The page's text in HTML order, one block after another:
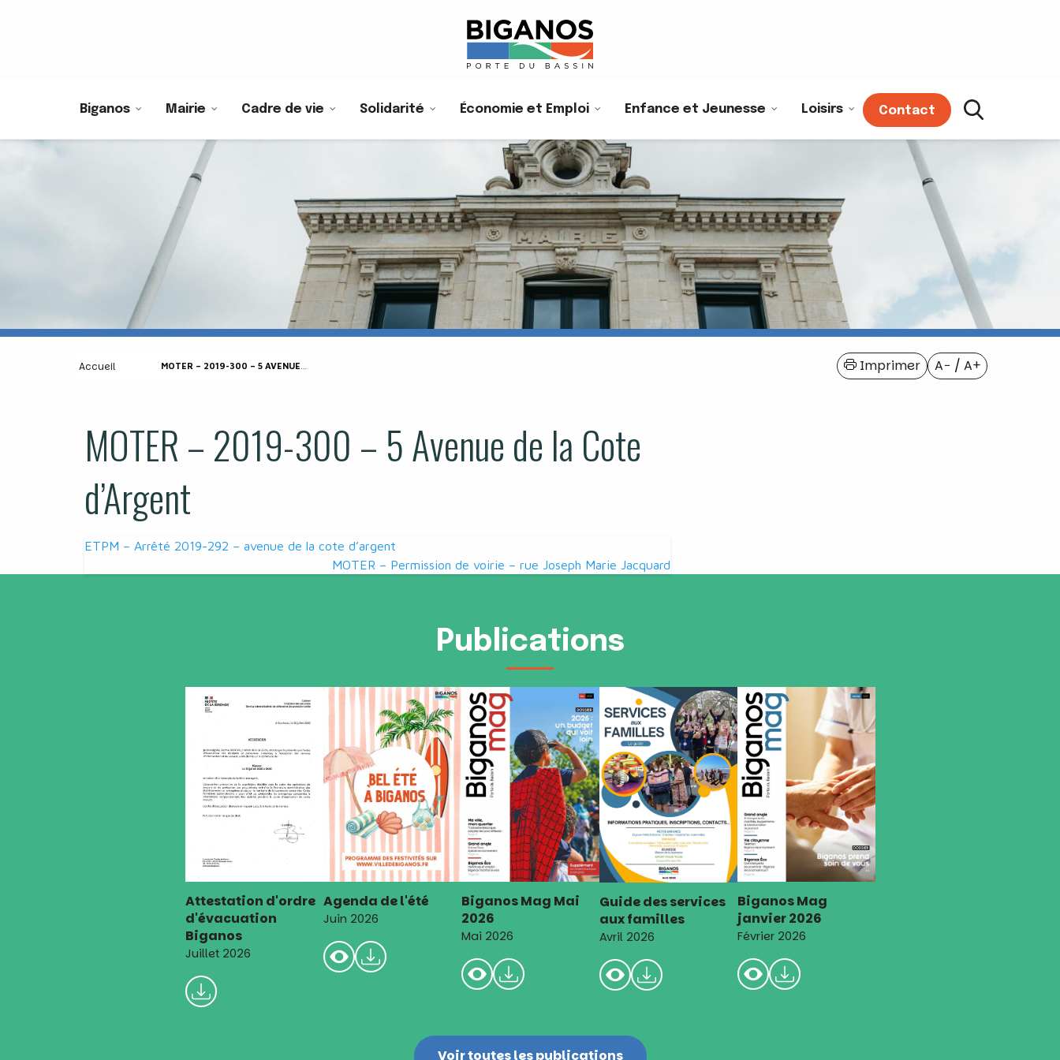
Biganos Mairie Cadre de vie Solidarité Économie et Emploi Enfance et Jeunesse Loisirs Contact
Accueil MOTER – 2019-300 – 5 AVENUE DE LA COTE D’ARGENT A− / A+
Imprimer
MOTER – 2019-300 – 5 Avenue de la Cote
d’Argent
Navigation
ETPM – Arrêté 2019-292 – avenue de la cote d’argent
MOTER – Permission de voirie – rue Joseph Marie Jacquard
Publications
Attestation d'ordre
d'évacuation
Biganos
Juillet 2026
Agenda de l'été
Juin 2026
Biganos Mag Mai
2026
Mai 2026
Guide des services
aux familles
Avril 2026
Biganos Mag
janvier 2026
Février 2026
Voir toutes les publications